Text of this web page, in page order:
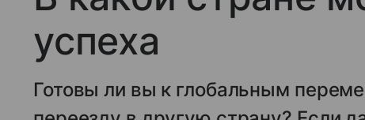
успеха
Готовы ли вы к глобальным